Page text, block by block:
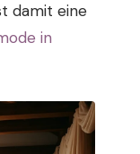
damit eine
in